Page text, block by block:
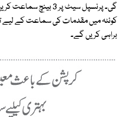
گی۔ پرنسپل سیٹ پر 3
براہی کریں گے۔